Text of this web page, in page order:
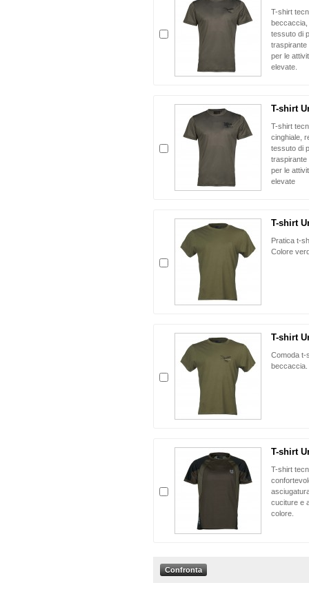
T-shirt
beccaccia,
tessuto di
traspirante
per le
elevate.
T-shirt
T-shirt
cinghiale,
tessuto di
traspirante
per le
elevate
T-shirt
Pratica t-
Colore
T-shirt
Comoda t-
beccaccia.
T-shirt
T-shirt
cuciture e
colore.